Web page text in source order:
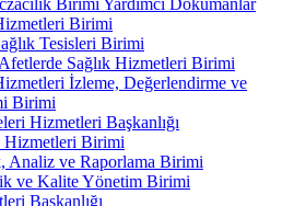
Birimi
Tesisleri Birimi
Sağlık Hizmetleri Birimi
İzleme, Değerlendirme ve
Birimi
Hizmetleri Başkanlığı
Hizmetleri Birimi
Analiz ve Raporlama Birimi
ve Kalite Yönetim Birimi
Başkanlığı